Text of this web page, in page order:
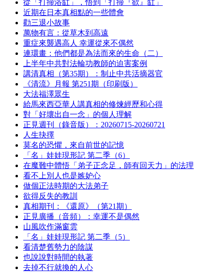
從「打掃浴缸」，悟到「打掃『欲』缸」
近期在日本真相點的一些體會
勸三退小故事
萬物有言：從草木到高遠
重症來襲遇高人 幸運從來不偶然
連環畫：他們都是為法而來的生命（二）
上半年中共對法輪功教師的迫害案例
講清真相（第35期）：制止中共活摘器官
《清流》月報 第251期（印刷版）
大法福澤眾生
給馬來西亞華人講真相的修煉經歷和心得
對「好壞出自一念」的個人理解
正見週刊（錄音版）：20260715-20260721
人生抉擇
莫名的恐懼，來自前世的記憶
「名」娃娃現形記 第二季（6）
在魔難中體悟「弟子正念足，師有回天力」的法理
看不上別人也是嫉妒心
做個正法時期的大法弟子
欲得反失的教訓
真相期刊：《還原》（第21期）
正見廣播（音頻）：幸運不是偶然
山風吹作滿窗雲
「名」娃娃現形記 第二季（5）
看清楚舊勢力的陰謀
也說說對時間的執著
去掉不行就換的人心